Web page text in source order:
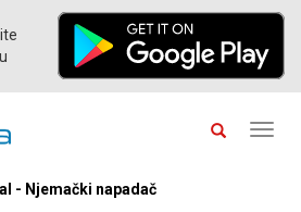
- Njemački napadač